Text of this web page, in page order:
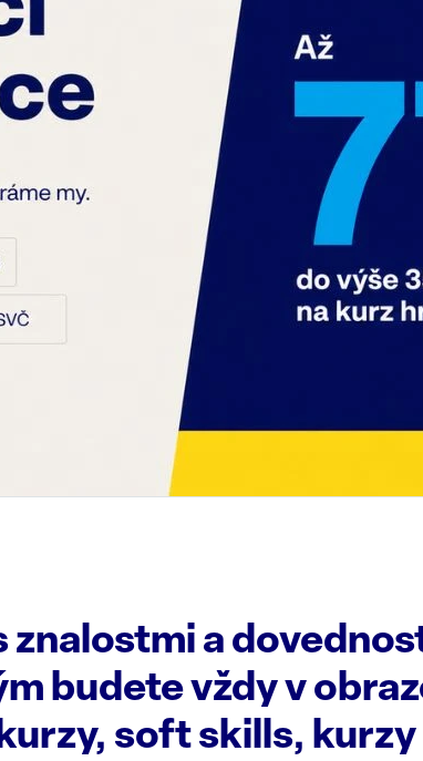
znalostmi a
budete vždy v
soft skills, kurzy